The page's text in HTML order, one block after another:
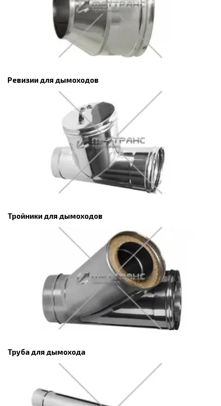
Ревизии для дымоходов
Тройники для дымоходов
Труба для дымохода